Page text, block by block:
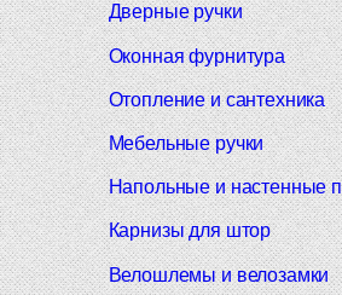
Дверные ручки
Оконная фурнитура
Отопление и сантехника
Мебельные ручки
Напольные и настенные
Карнизы для штор
Велошлемы и велозамки